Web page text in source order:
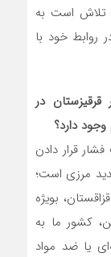
تلاش است به
روابط خود با
در
دارد؟
قرار دادن
مرزی است؛
بویژه
کشور ما به
یا ضد مواد